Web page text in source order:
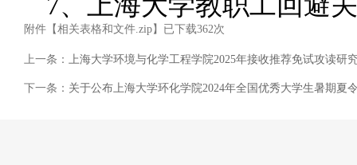
附件【相关表格和文件.zip 】已下载362次
上一条： 上海大学环境与化学工程学院2025年接收推荐免试攻读研
下一条： 关于公布上海大学环化学院2024年全国优秀大学生暑期夏